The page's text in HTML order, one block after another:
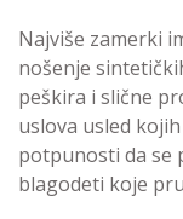
Najviše zamerki
nošenje
peškira i slične
uslova usled
potpunosti da se
blagodeti koje